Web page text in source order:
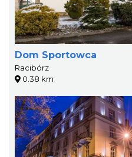
Dom Sportowca
Racibórz
0.38 km